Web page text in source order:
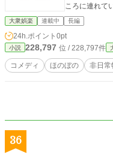
ころに連れて
大衆娯楽 連載中 長編
24h.ポイント 0pt
小説 228,797 位 / 228,797件
コメディ ほのぼの 非日常
36